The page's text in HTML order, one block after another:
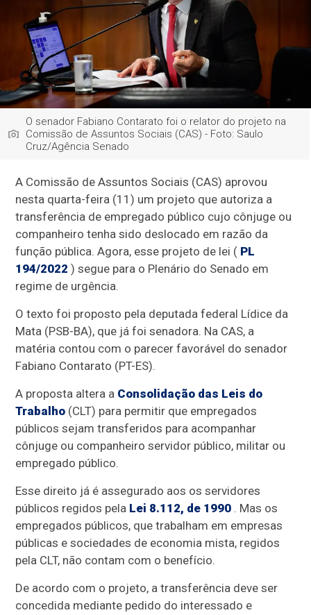
O senador Fabiano Contarato foi o relator do projeto na
Comissão de Assuntos Sociais (CAS) - Foto: Saulo
Cruz/Agência Senado
A Comissão de Assuntos Sociais (CAS) aprovou
nesta quarta-feira (11) um projeto que autoriza a
transferência de empregado público cujo cônjuge ou
companheiro tenha sido deslocado em razão da
função pública. Agora, esse projeto de lei ( PL
194/2022 ) segue para o Plenário do Senado em
regime de urgência.
O texto foi proposto pela deputada federal Lídice da
Mata (PSB-BA), que já foi senadora. Na CAS, a
matéria contou com o parecer favorável do senador
Fabiano Contarato (PT-ES).
A proposta altera a Consolidação das Leis do
Trabalho (CLT) para permitir que empregados
públicos sejam transferidos para acompanhar
cônjuge ou companheiro servidor público, militar ou
empregado público.
Esse direito já é assegurado aos os servidores
públicos regidos pela Lei 8.112, de 1990 . Mas os
empregados públicos, que trabalham em empresas
públicas e sociedades de economia mista, regidos
pela CLT, não contam com o benefício.
De acordo com o projeto, a transferência deve ser
concedida mediante pedido do interessado e